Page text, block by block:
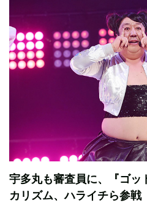
宇多丸も審査員に、『ゴッ
カリズム、ハライチら参戦